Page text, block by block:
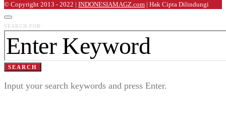
© Copyright 2013 - 2022 | INDONESIAMAGZ.com | Hak Cipta Dilindungi
SEARCH FOR:
SEARCH
Input your search keywords and press Enter.